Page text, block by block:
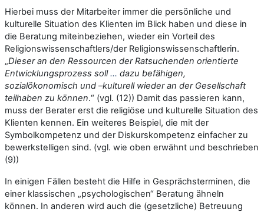
Hierbei muss der Mitarbeiter immer die persönliche und
kulturelle Situation des Klienten im Blick haben und diese in
die Beratung miteinbeziehen, wieder ein Vorteil des
Religionswissenschaftlers/der Religionswissenschaftlerin.
„Dieser an den Ressourcen der Ratsuchenden orientierte
Entwicklungsprozess soll… dazu befähigen,
sozialökonomisch und –kulturell wieder an der Gesellschaft
teilhaben zu können.“ (vgl. (12)) Damit das passieren kann,
muss der Berater erst die religiöse und kulturelle Situation des
Klienten kennen. Ein weiteres Beispiel, die mit der
Symbolkompetenz und der Diskurskompetenz einfacher zu
bewerkstelligen sind. (vgl. wie oben erwähnt und beschrieben
(9))
In einigen Fällen besteht die Hilfe in Gesprächsterminen, die
einer klassischen „psychologischen“ Beratung ähneln
können. In anderen wird auch die (gesetzliche) Betreuung